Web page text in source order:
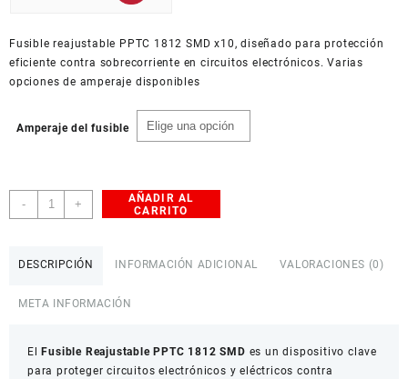
hasta
$ 10.000,0
American Dollar
Fusible reajustable PPTC 1812 SMD x10, diseñado para protección
eficiente contra sobrecorriente en circuitos electrónicos. Varias
opciones de amperaje disponibles
Amperaje del fusible
-
Fusible
Reajustable
+
AÑADIR AL
CARRITO
DESCRIPCIÓN INFORMACIÓN ADICIONAL VALORACIONES (0)
META INFORMACIÓN
El Fusible Reajustable PPTC 1812 SMD es un dispositivo clave
para proteger circuitos electrónicos y eléctricos contra